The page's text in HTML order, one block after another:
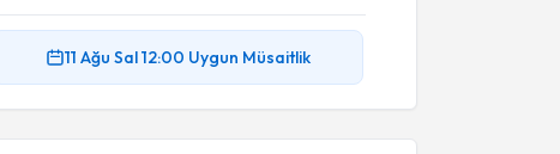
11 Ağu Sal12:00 Uygun Müsaitlik